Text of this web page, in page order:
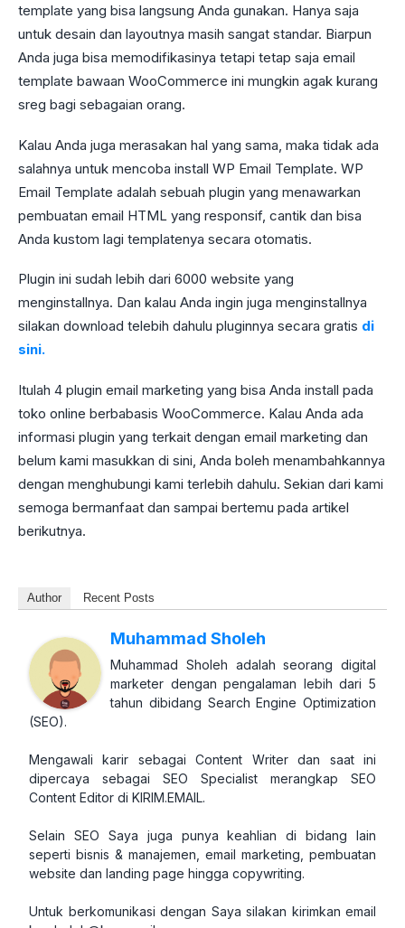
template yang bisa langsung Anda gunakan. Hanya saja
untuk desain dan layoutnya masih sangat standar. Biarpun
Anda juga bisa memodifikasinya tetapi tetap saja email
template bawaan WooCommerce ini mungkin agak kurang
sreg bagi sebagaian orang.
Kalau Anda juga merasakan hal yang sama, maka tidak ada
salahnya untuk mencoba install WP Email Template. WP
Email Template adalah sebuah plugin yang menawarkan
pembuatan email HTML yang responsif, cantik dan bisa
Anda kustom lagi templatenya secara otomatis.
Plugin ini sudah lebih dari 6000 website yang
menginstallnya. Dan kalau Anda ingin juga menginstallnya
silakan download telebih dahulu pluginnya secara gratis di
sini.
Itulah 4 plugin email marketing yang bisa Anda install pada
toko online berbabasis WooCommerce. Kalau Anda ada
informasi plugin yang terkait dengan email marketing dan
belum kami masukkan di sini, Anda boleh menambahkannya
dengan menghubungi kami terlebih dahulu. Sekian dari kami
semoga bermanfaat dan sampai bertemu pada artikel
berikutnya.
Author Recent Posts
Muhammad Sholeh
Muhammad Sholeh adalah seorang digital
marketer dengan pengalaman lebih dari 5
tahun dibidang Search Engine Optimization
(SEO).
Mengawali karir sebagai Content Writer dan saat ini
dipercaya sebagai SEO Specialist merangkap SEO
Content Editor di KIRIM.EMAIL.
Selain SEO Saya juga punya keahlian di bidang lain
seperti bisnis & manajemen, email marketing, pembuatan
website dan landing page hingga copywriting.
Untuk berkomunikasi dengan Saya silakan kirimkan email